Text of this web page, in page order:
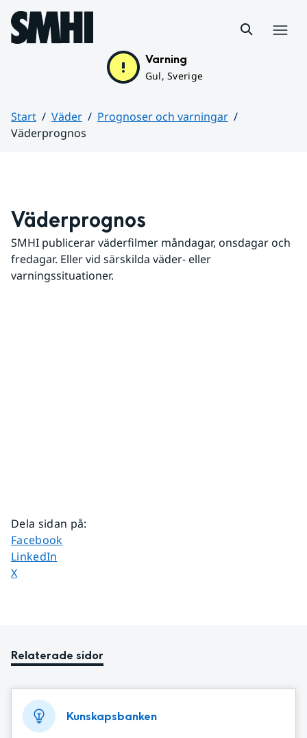
Hoppa till sidans innehåll
Varning
Gul, Sverige
Start Väder
Prognoser och varningar
Väderprognos
Väderprognos
SMHI publicerar väderfilmer måndagar, onsdagar och
fredagar. Eller vid särskilda väder- eller
varningssituationer.
Dela sidan på:
Dela sidan på
Facebook
Dela sidan på
LinkedIn
Dela sidan på
X
Relaterade sidor
Kunskapsbanken